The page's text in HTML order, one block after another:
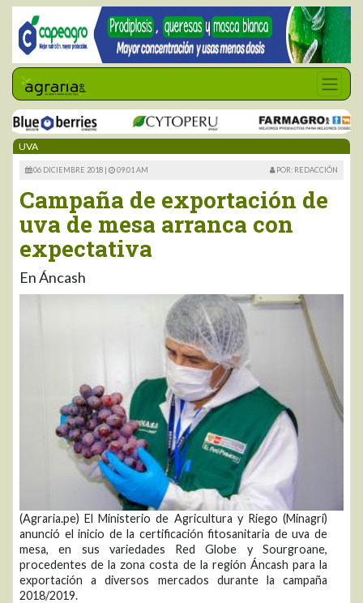
UVA
06 DICIEMBRE 2018 | 09:01 AM POR: REDACCIÓN
Campaña de exportación de
uva de mesa arranca con
expectativa
En Áncash
(Agraria.pe) El Ministerio de Agricultura y Riego (Minagri)
anunció el inicio de la certificación fitosanitaria de uva de
mesa, en sus variedades Red Globe y Sourgroane,
procedentes de la zona costa de la región Áncash para la
exportación a diversos mercados durante la campaña
2018/2019.